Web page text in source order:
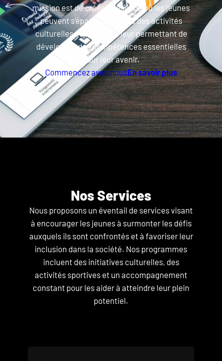
mission est de créer un espace où les jeunes
peuvent s’épanouir grâce à des activités
culturelles et sportives, leur permettant de
développer des compétences essentielles
pour leur avenir.
Commencez avec nousEn savoir plus
Nos Services
Nous proposons un éventail de services visant
à encourager les jeunes à surmonter les défis
auxquels ils sont confrontés et à favoriser leur
inclusion dans la société. Nos programmes
incluent des initiatives culturelles, des
activités sportives et un accompagnement
constant pour les aider à atteindre leur plein
potentiel.